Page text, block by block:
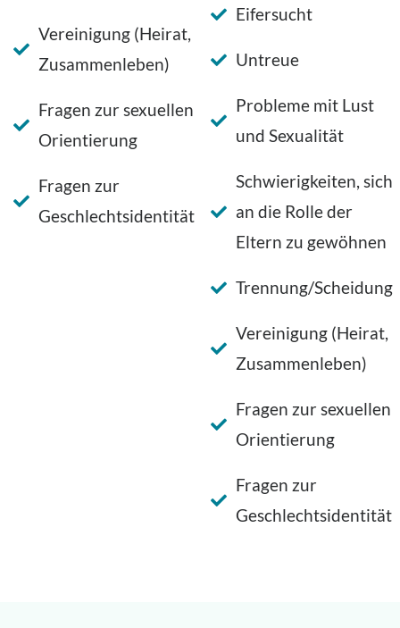
Vereinigung (Heirat,
Zusammenleben)
Fragen zur sexuellen
Orientierung
Fragen zur
Geschlechtsidentität
Eifersucht
Untreue
Probleme mit Lust
und Sexualität
Schwierigkeiten, sich
an die Rolle der
Eltern zu gewöhnen
Trennung/Scheidung
Vereinigung (Heirat,
Zusammenleben)
Fragen zur sexuellen
Orientierung
Fragen zur
Geschlechtsidentität